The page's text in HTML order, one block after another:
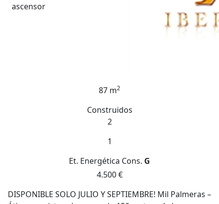
ascensor
87 m2
Construidos
2
1
Et. Energética Cons. G
4.500 €
DISPONIBLE SOLO JULIO Y SEPTIEMBRE! Mil Palmeras –